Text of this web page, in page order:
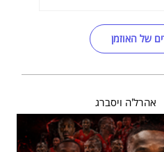
של האוזמן
אהרל'ה ויסברג